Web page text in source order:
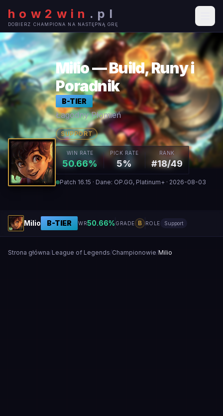
how2win . pl
DOBIERZ CHAMPIONA NA NASTĘPNĄ GRĘ
Milio — Build, Runy i
Poradnik
B-TIER
Łagodny Płomień
SUPPORT
WIN RATE
50.66%
PICK RATE
5%
RANK
#18/49
Patch 16.15 · Dane: OP.GG, Platinum+ · 2026-08-03
Milio B-TIER WR50.66% GRADE B ROLE Support
Strona główna/League of Legends/Championowie/Milio